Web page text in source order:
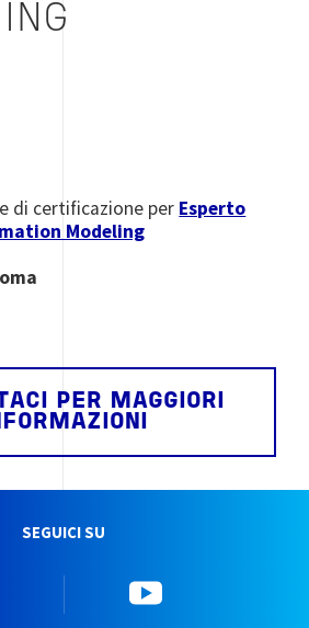
di certificazione per Esperto
Modeling
PER MAGGIORI
SEGUICI SU